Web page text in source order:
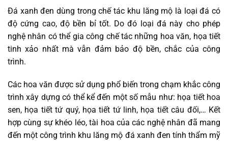
Đá xanh đen dùng trong chế tác khu lăng mộ là loại đá có
độ cứng cao, độ bền bỉ tốt. Do đó loại đá này cho phép
nghệ nhân có thể gia công chế tác những hoa văn, họa tiết
tinh xảo nhất mà vẫn đảm bảo độ bền, chắc của công
trình.
Các hoa văn được sử dụng phổ biến trong chạm khắc công
trình xây dựng có thể kể đến một số mẫu như: họa tiết hoa
sen, họa tiết tứ quý, họa tiết tứ linh, họa tiết câu đối,… Kết
hợp cùng sự khéo léo, tài hoa của các nghệ nhân đã mang
đến một công trình khu lăng mộ đá xanh đen tính thẩm mỹ